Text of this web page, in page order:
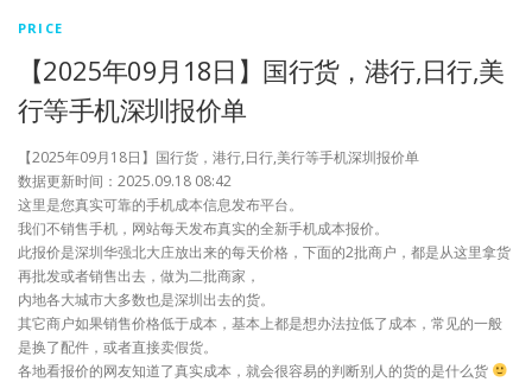
PRICE
【2025年09月18日】国行货，港行,日行,美
行等手机深圳报价单
【2025年09月18日】国行货，港行,日行,美行等手机深圳报价单
数据更新时间：2025.09.18 08:42
这里是您真实可靠的手机成本信息发布平台。
我们不销售手机，网站每天发布真实的全新手机成本报价。
此报价是深圳华强北大庄放出来的每天价格，下面的2批商户，都是从这里拿货
再批发或者销售出去，做为二批商家，
内地各大城市大多数也是深圳出去的货。
其它商户如果销售价格低于成本，基本上都是想办法拉低了成本，常见的一般
是换了配件，或者直接卖假货。
各地看报价的网友知道了真实成本，就会很容易的判断别人的货的是什么货